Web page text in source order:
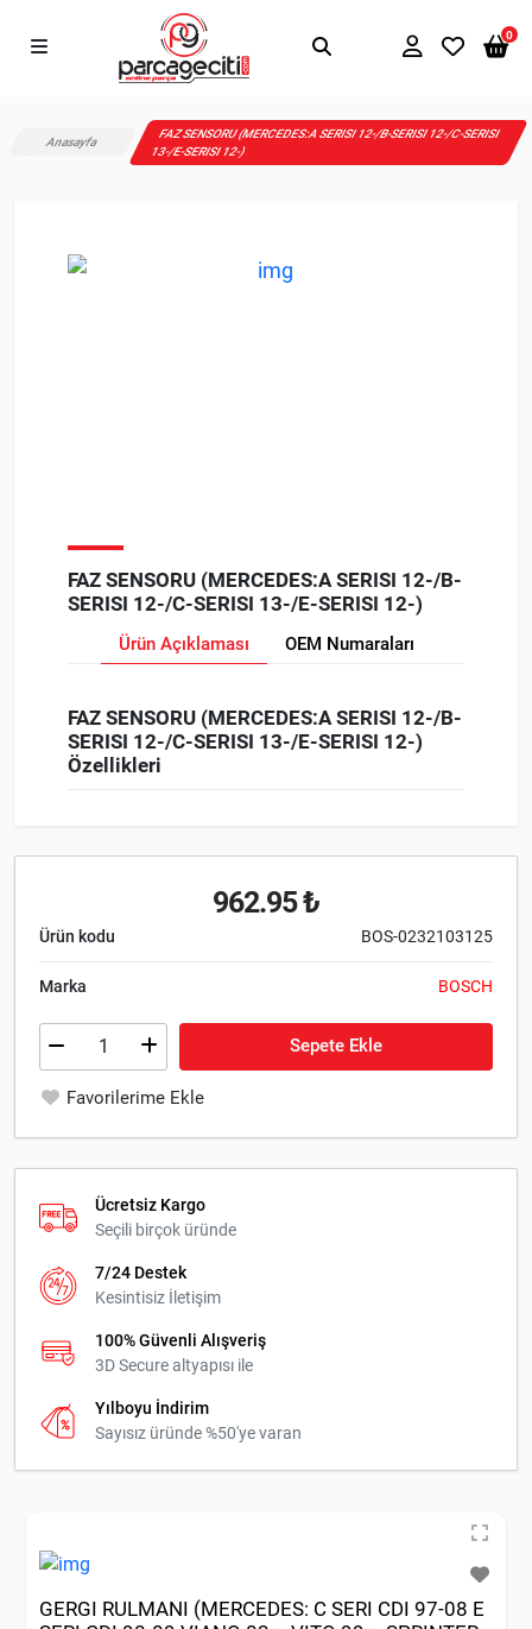
0
Anasayfa
FAZ SENSORU (MERCEDES:A SERISI 12-/B-SERISI 12-/C-SERISI
13-/E-SERISI 12-)
FAZ SENSORU (MERCEDES:A SERISI 12-/B-
SERISI 12-/C-SERISI 13-/E-SERISI 12-)
Ürün Açıklaması OEM Numaraları
FAZ SENSORU (MERCEDES:A SERISI 12-/B-
SERISI 12-/C-SERISI 13-/E-SERISI 12-)
Özellikleri
962.95 ₺
Ürün kodu BOS-0232103125
Marka BOSCH
Sepete Ekle
Favorilerime Ekle
Ücretsiz Kargo
Seçili birçok üründe
7/24 Destek
Kesintisiz İletişim
100% Güvenli Alışveriş
3D Secure altyapısı ile
Yılboyu İndirim
Sayısız üründe %50'ye varan
GERGI RULMANI (MERCEDES: C SERI CDI 97-08 E